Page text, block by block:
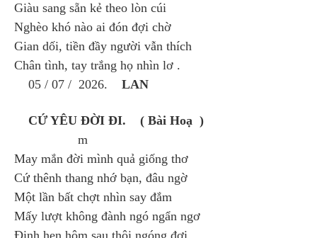
Giàu sang sẵn kẻ theo lòn cúi
Nghèo khó nào ai đón đợi chờ
Gian dối, tiền đầy người vẫn thích
Chân tình, tay trắng họ nhìn lơ .
05 / 07 / 2026.
LAN
CỨ YÊU ĐỜI ĐI. ( Bài Hoạ )
m
May mắn đời mình quả giống thơ
Cứ thênh thang nhớ bạn, đâu ngờ
Một lần bất chợt nhìn say đắm
Mấy lượt không đành ngó ngẩn ngơ